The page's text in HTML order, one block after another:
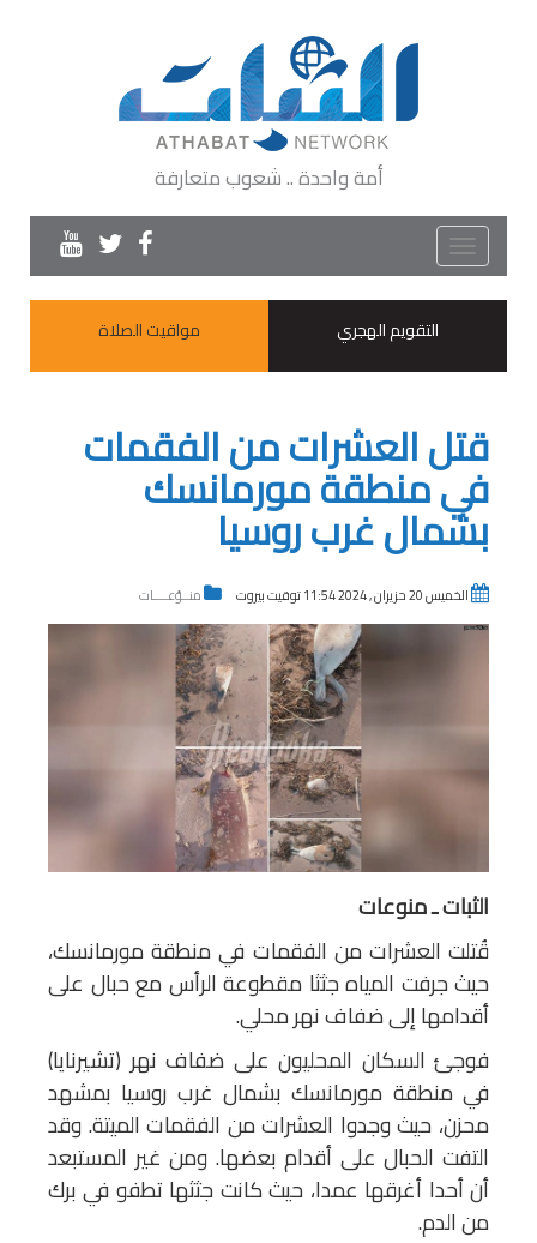
أمة واحدة .. شعوب متعارفة
Toggle
navigation
التقويم الهجري
مواقيت الصلاة
قتل العشرات من الفقمات
في منطقة مورمانسك
بشمال غرب روسيا
الخميس 20 حزيران , 2024 11:54 توقيت بيروت منــوّعــــات
الثبات ـ منوعات
قُتلت العشرات من الفقمات في منطقة مورمانسك،
حيث جرفت المياه جثثا مقطوعة الرأس مع حبال على
أقدامها إلى ضفاف نهر محلي.
فوجئ السكان المحليون على ضفاف نهر (تشيرنايا)
في منطقة مورمانسك بشمال غرب روسيا بمشهد
محزن، حيث وجدوا العشرات من الفقمات الميتة. وقد
التفت الحبال على أقدام بعضها. ومن غير المستبعد
أن أحدا أغرقها عمدا، حيث كانت جثثها تطفو في برك
من الدم.